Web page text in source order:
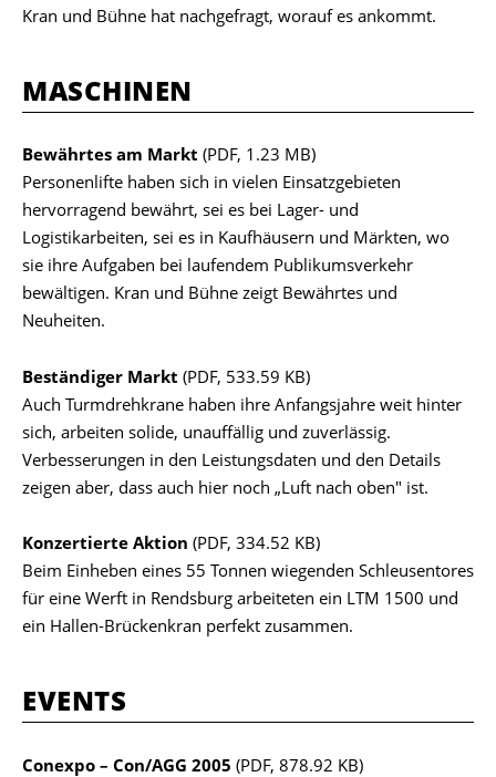
Kran und Bühne hat nachgefragt, worauf es ankommt.
MASCHINEN
Bewährtes am Markt (PDF, 1.23 MB)
Personenlifte haben sich in vielen Einsatzgebieten
hervorragend bewährt, sei es bei Lager- und
Logistikarbeiten, sei es in Kaufhäusern und Märkten, wo
sie ihre Aufgaben bei laufendem Publikumsverkehr
bewältigen. Kran und Bühne zeigt Bewährtes und
Neuheiten.
Beständiger Markt (PDF, 533.59 KB)
Auch Turmdrehkrane haben ihre Anfangsjahre weit hinter
sich, arbeiten solide, unauffällig und zuverlässig.
Verbesserungen in den Leistungsdaten und den Details
zeigen aber, dass auch hier noch „Luft nach oben" ist.
Konzertierte Aktion (PDF, 334.52 KB)
Beim Einheben eines 55 Tonnen wiegenden Schleusentores
für eine Werft in Rendsburg arbeiteten ein LTM 1500 und
ein Hallen-Brückenkran perfekt zusammen.
EVENTS
Conexpo – Con/AGG 2005 (PDF, 878.92 KB)